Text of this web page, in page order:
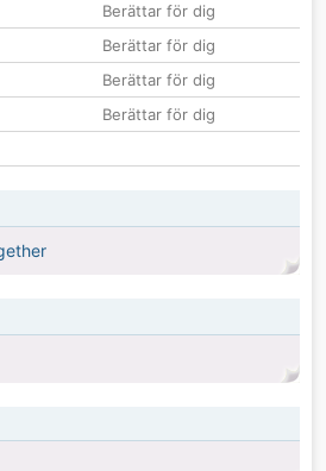
Berättar för dig
Berättar för dig
Berättar för dig
Berättar för dig